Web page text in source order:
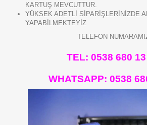
KARTUŞ MEVCUTTUR.
YÜKSEK ADETLİ SİPARİŞLERİNİZDE
YAPABİLMEKTEYİZ
TELEFON
TEL: 0538 680
WHATSAPP: 0538